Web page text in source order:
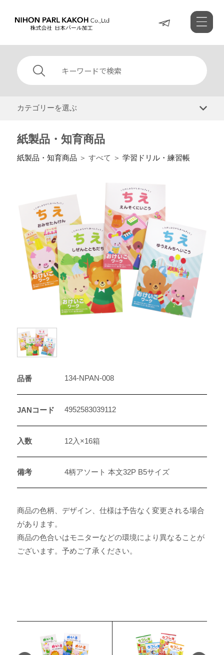
カテゴリーを選ぶ
紙製品・知育商品
紙製品・知育商品 ＞ すべて ＞ 学習ドリル・練習帳
品番 134-NPAN-008
JANコード 4952583039112
入数 12入×16箱
備考 4柄アソート 本文32P B5サイズ
商品の色柄、デザイン、仕様は予告なく変更される場合
があります。
商品の色合いはモニターなどの環境により異なることが
ございます。予めご了承ください。